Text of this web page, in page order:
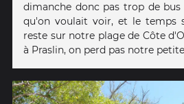
dimanche donc pas trop de
qu'on voulait voir, et le temps
reste sur notre plage de Côte
à Praslin, on perd pas notre